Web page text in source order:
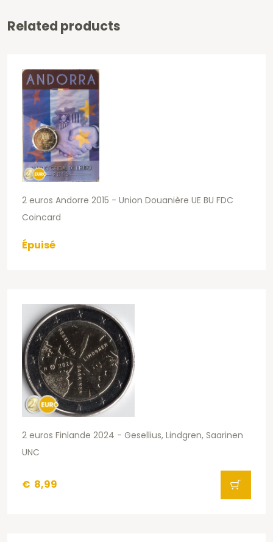
Related products
2 euros Andorre 2015 - Union Douanière UE BU FDC
Coincard
Épuisé
2 euros Finlande 2024 - Gesellius, Lindgren, Saarinen
UNC
€ 8,99